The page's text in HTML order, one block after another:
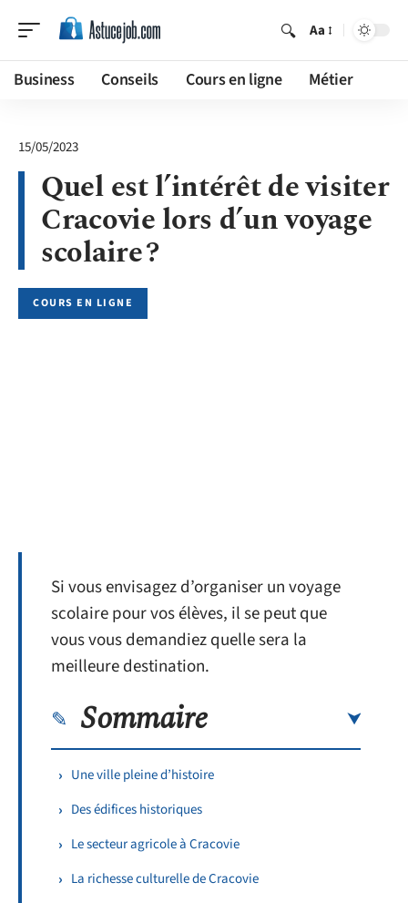
Aa
Business Conseils Cours en ligne Métier
15/05/2023
Quel est l’intérêt de visiter
Cracovie lors d’un voyage
scolaire ?
COURS EN LIGNE
Si vous envisagez d’organiser un voyage
scolaire pour vos élèves, il se peut que
vous vous demandiez quelle sera la
meilleure destination.
Sommaire
Une ville pleine d’histoire
Des édifices historiques
Le secteur agricole à Cracovie
La richesse culturelle de Cracovie